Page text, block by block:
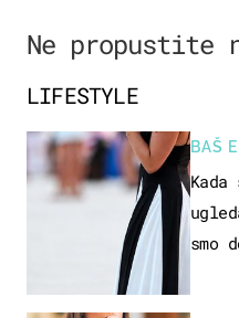
Ne propustite
LIFESTYLE
BAŠ
smo